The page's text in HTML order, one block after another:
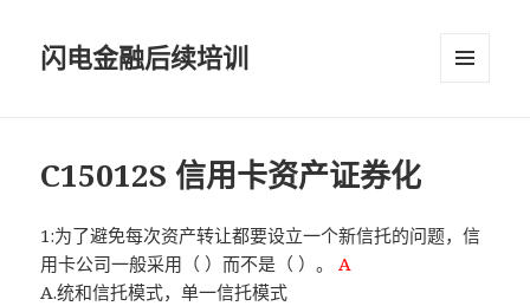
闪电金融后续培训
C15012S 信用卡资产证券化
1:为了避免每次资产转让都要设立一个新信托的问题，信
用卡公司一般采用（ ）而不是（ ）。A
A.统和信托模式，单一信托模式